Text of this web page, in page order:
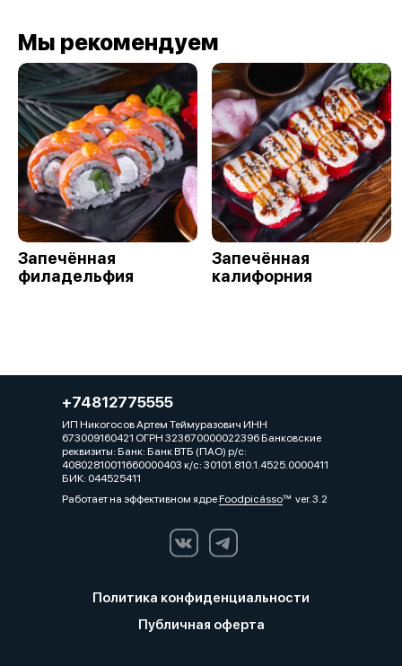
Мы рекомендуем
Запечённая
филадельфия
Запечённая
калифорния
+74812775555
ИП Никогосов Артем Теймуразович ИНН
673009160421 ОГРН 323670000022396 Банковские
реквизиты: Банк: Банк ВТБ (ПАО) р/с:
40802810011660000403 к/с: 30101.810.1.4525.0000411
БИК: 044525411
Работает на эффективном ядреFoodpicássover. 3.2
Политика конфиденциальности
Публичная оферта